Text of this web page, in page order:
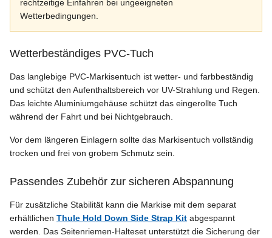
rechtzeitige Einfahren bei ungeeigneten
Wetterbedingungen.
Wetterbeständiges PVC-Tuch
Das langlebige PVC-Markisentuch ist wetter- und farbbeständig
und schützt den Aufenthaltsbereich vor UV-Strahlung und Regen.
Das leichte Aluminiumgehäuse schützt das eingerollte Tuch
während der Fahrt und bei Nichtgebrauch.
Vor dem längeren Einlagern sollte das Markisentuch vollständig
trocken und frei von grobem Schmutz sein.
Passendes Zubehör zur sicheren Abspannung
Für zusätzliche Stabilität kann die Markise mit dem separat
erhältlichen Thule Hold Down Side Strap Kit abgespannt
werden. Das Seitenriemen-Halteset unterstützt die Sicherung der